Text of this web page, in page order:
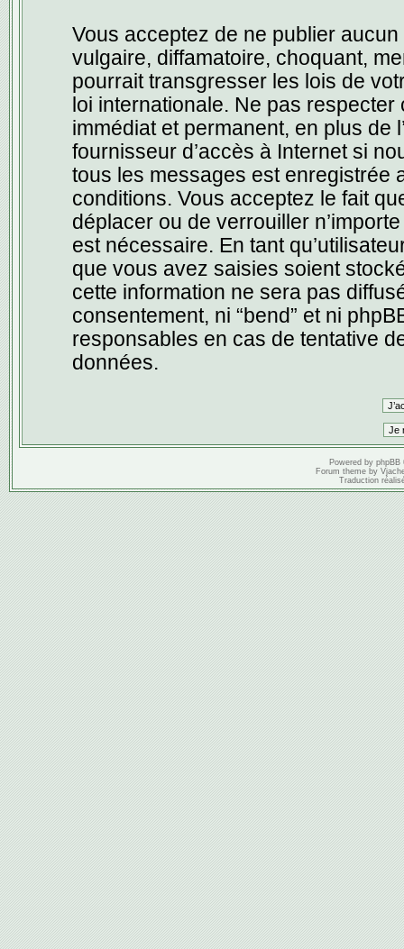
Vous acceptez de ne publier
vulgaire, diffamatoire, choquant,
pourrait transgresser les lois de
loi internationale. Ne pas
immédiat et permanent, en plus de
fournisseur d’accès à Internet si
tous les messages est enregistrée
conditions. Vous acceptez le fait
déplacer ou de verrouiller
est nécessaire. En tant
que vous avez saisies soient
cette information ne sera pas
consentement, ni “bend” et ni
responsables en cas de tentative
données.
Powered by phpBB
Forum theme by
Traduction